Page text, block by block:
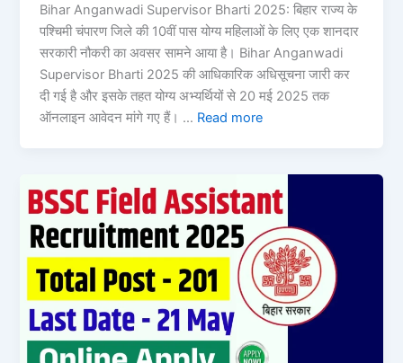
Bihar Anganwadi Supervisor Bharti 2025: बिहार राज्य के
पश्चिमी चंपारण जिले की 10वीं पास योग्य महिलाओं के लिए एक शानदार
सरकारी नौकरी का अवसर सामने आया है। Bihar Anganwadi
Supervisor Bharti 2025 की आधिकारिक अधिसूचना जारी कर
दी गई है और इसके तहत योग्य अभ्यर्थियों से 20 मई 2025 तक
ऑनलाइन आवेदन मांगे गए हैं। … Read more